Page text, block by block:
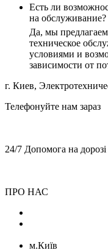
Есть ли
на обслуживание?
Да, мы
техническое
условиями и
зависимости от
г. Киев,
Телефонуйте нам зараз
24/7 Допомога на дорозі
ПРО НАС
м.Київ